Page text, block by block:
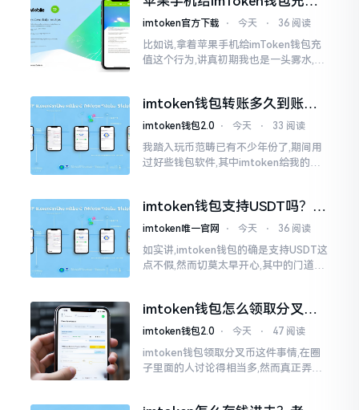
找了些资料
值，这几步别搞错
imtoken官方下载 ⋅ 今天 ⋅ 36 阅读
比如说,拿着苹果手机给imToken钱包充
值这个行为,讲真初期我也是一头雾水,搞
imtoken钱包转账多久到账？
一文说清楚
imtoken钱包2.0 ⋅ 今天 ⋅ 33 阅读
我踏入玩币范畴已有不少年份了,期间用
过好些钱包软件,其中imtoken给我的整
imtoken钱包支持USDT吗？转
账提现全攻略
imtoken唯一官网 ⋅ 今天 ⋅ 36 阅读
如实讲,imtoken钱包的确是支持USDT这
点不假,然而切莫太早开心,其中的门道是
费高得主子心疼
imtoken钱包怎么领取分叉
币？老手教你避坑
imtoken钱包2.0 ⋅ 今天 ⋅ 47 阅读
imtoken钱包领取分叉币这件事情,在圈
子里面的人讨论得相当多,然而真正弄明